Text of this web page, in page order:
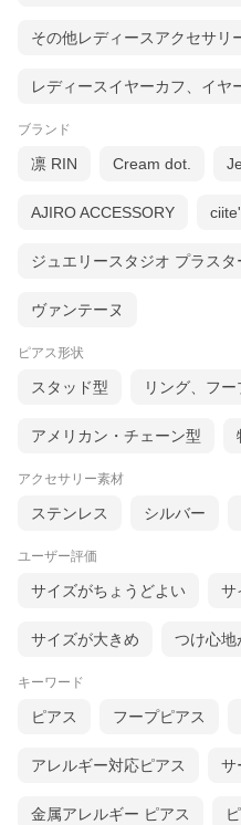
その他レディースアクセサリ
レディースイヤーカフ、イヤ
ブランド
凛 RIN Cream dot.
AJIRO ACCESSORY ciite'
ジュエリースタジオ プラスタ
ヴァンテーヌ
ピアス形状
スタッド型 リング、フー
アメリカン・チェーン型
アクセサリー素材
ステンレス シルバー
ユーザー評価
サイズがちょうどよい サ
サイズが大きめ つけ心地
キーワード
ピアス フープピアス
アレルギー対応ピアス サ
金属アレルギー ピアス